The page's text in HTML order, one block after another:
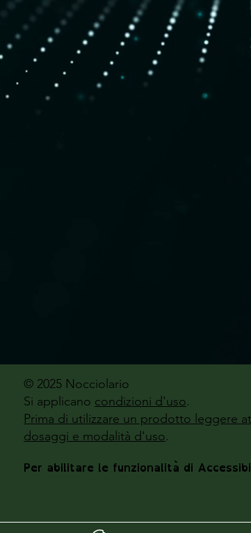
© 2025 Nocciolario
Si applicano condizioni d'uso.
Prima di utilizzare un prodotto leggere
dosaggi e modalità d'uso.
Per abilitare le funzionalità di